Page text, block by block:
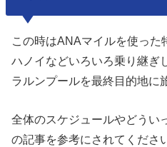
この時はANAマイルを使った
ハノイなどいろいろ乗り継ぎ
ラルンプールを最終目的地に
全体のスケジュールやどうい
の記事を参考にされてくださ